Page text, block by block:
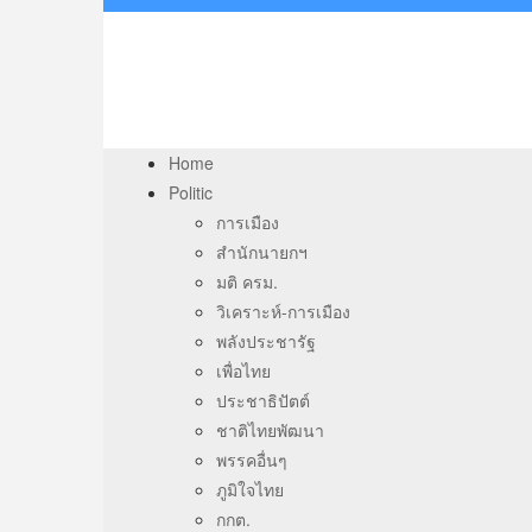
Home
Politic
การเมือง
สำนักนายกฯ
มติ ครม.
วิเคราะห์-การเมือง
พลังประชารัฐ
เพื่อไทย
ประชาธิปัตต์
ชาติไทยพัฒนา
พรรคอื่นๆ
ภูมิใจไทย
กกต.